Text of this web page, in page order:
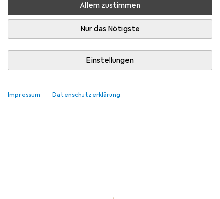
Allem zustimmen
Nur das Nötigste
Einstellungen
Impressum Datenschutzerklärung